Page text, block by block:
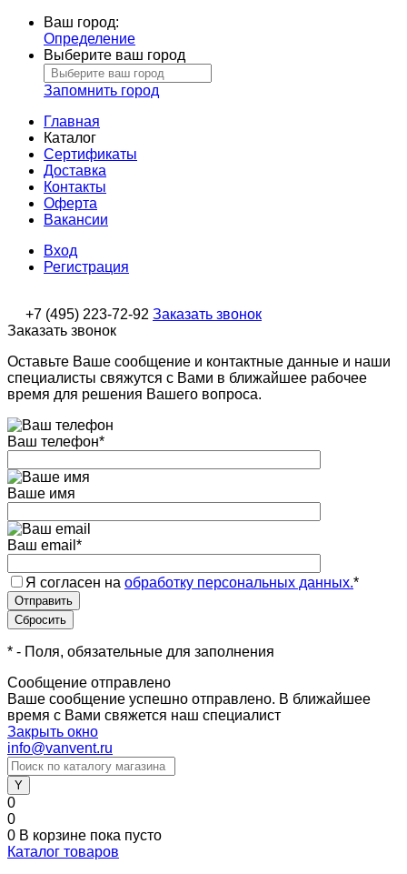
Ваш город:
Определение
Выберите ваш город
Запомнить город
Главная
Каталог
Сертификаты
Доставка
Контакты
Оферта
Вакансии
Вход
Регистрация
+7 (495) 223-72-92 Заказать звонок
Заказать звонок
Оставьте Ваше сообщение и контактные данные и наши
специалисты свяжутся с Вами в ближайшее рабочее
время для решения Вашего вопроса.
Ваш телефон*
Ваше имя
Ваш email *
Я согласен на обработку персональных данных.*
* - Поля, обязательные для заполнения
Сообщение отправлено
Ваше сообщение успешно отправлено. В ближайшее
время с Вами свяжется наш специалист
Закрыть окно
info@vanvent.ru
0
0
0 В корзине пока пусто
Каталог товаров